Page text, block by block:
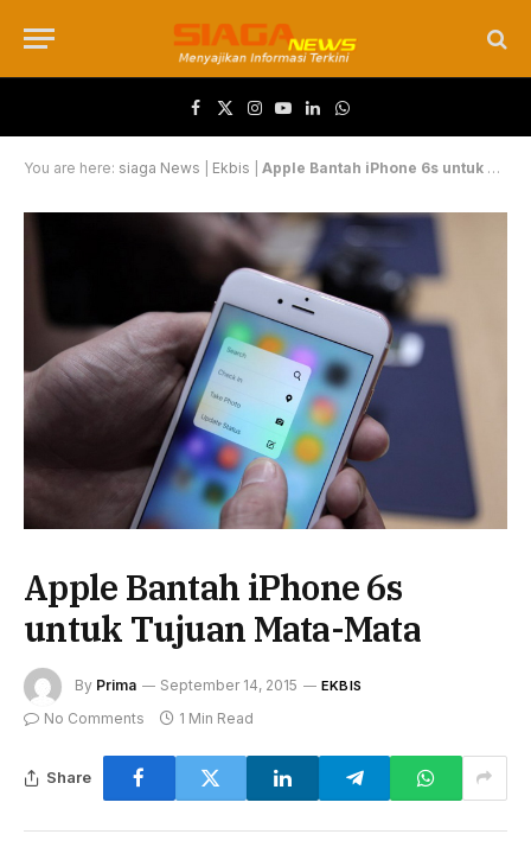
Facebook
X (Twitter)
Instagram
YouTube
LinkedInWhatsApp
You are here: siaga News Ekbis Apple Bantah iPhone 6s untuk Tujuan Mata-Mata
Apple Bantah iPhone 6s
untuk Tujuan Mata-Mata
By Prima September 14, 2015 EKBIS
No Comments 1 Min Read
Share